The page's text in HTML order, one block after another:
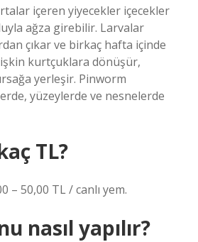
içeren yiyecekler içecekler
ağza girebilir. Larvalar
çıkar ve birkaç hafta içinde
kurtçuklara dönüşür,
yerleşir. Pinworm
yüzeylerde ve nesnelerde
TL?
– 50,00 TL / canlı yem.
nasıl yapılır?